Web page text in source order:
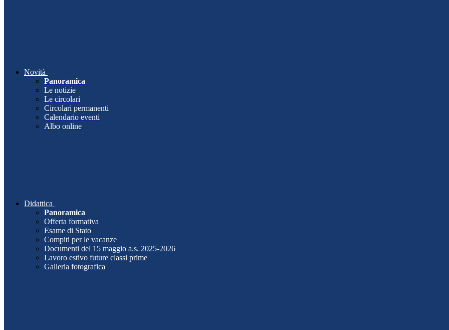
Novità
Panoramica
Le notizie
Le circolari
Circolari permanenti
Calendario eventi
Albo online
Didattica
Panoramica
Offerta formativa
Esame di Stato
Compiti per le vacanze
Documenti del 15 maggio a.s. 2025-2026
Lavoro estivo future classi prime
Galleria fotografica